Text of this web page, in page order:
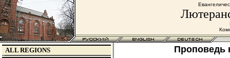
ALL REGIONS Проповедь